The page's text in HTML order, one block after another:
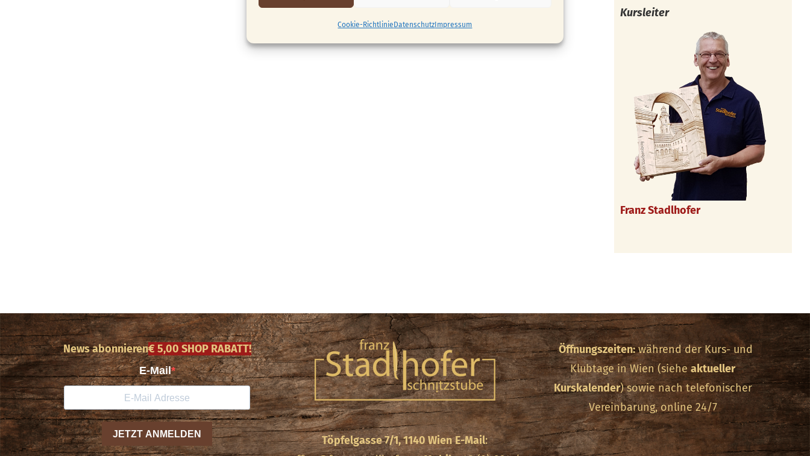
Cookie-Richtlinie Datenschutz Impressum
Kursleiter
Franz Stadlhofer
News abonnieren€ 5,00 SHOP RABATT!
Töpfelgasse 7/1, 1140 Wien E-Mail:
Öffnungszeiten:während der Kurs- und
Klubtage in Wien (sieheaktueller
Kurskalender) sowie nach telefonischer
Vereinbarung, online 24/7